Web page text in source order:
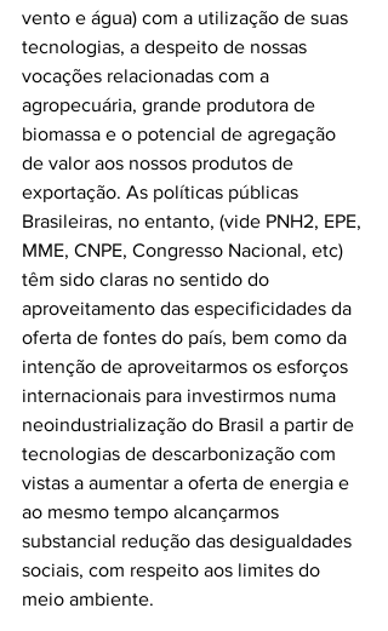
vento e água) com a utilização de suas
tecnologias, a despeito de nossas
vocações relacionadas com a
agropecuária, grande produtora de
biomassa e o potencial de agregação
de valor aos nossos produtos de
exportação. As políticas públicas
Brasileiras, no entanto, (vide PNH2, EPE,
MME, CNPE, Congresso Nacional, etc)
têm sido claras no sentido do
aproveitamento das especificidades da
oferta de fontes do país, bem como da
intenção de aproveitarmos os esforços
internacionais para investirmos numa
neoindustrialização do Brasil a partir de
tecnologias de descarbonização com
vistas a aumentar a oferta de energia e
ao mesmo tempo alcançarmos
substancial redução das desigualdades
sociais, com respeito aos limites do
meio ambiente.